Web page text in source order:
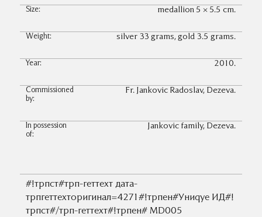
Size: medallion 5 × 5.5 cm.
Weight: silver 33 grams, gold 3.5 grams.
Year: 2010.
Commissioned
by:
Fr. Jankovic Radoslav, Dezeva.
In possession
of:
Jankovic family, Dezeva.
#!трпст#трп-геттеxт дата-
трпгеттеxторигинал=4271#!трпен#Униqуе ИД#!
трпст#/трп-геттеxт#!трпен# MD005